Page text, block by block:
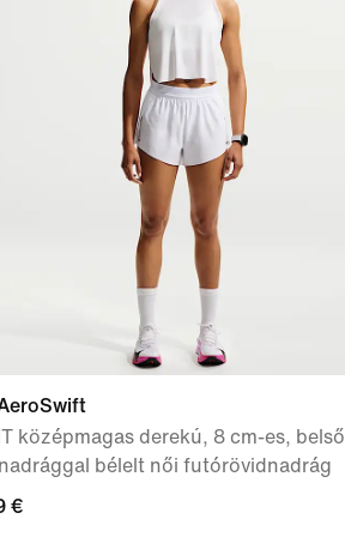
középmagas derekú, 8 cm-es, belső
bélelt női futórövidnadrág
€